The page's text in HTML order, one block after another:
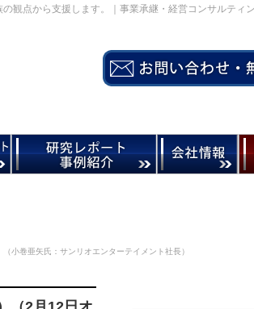
観点から支援します。｜事業承継・経営コンサルティ
小巻亜矢氏：サンリオエンターテイメント社長）